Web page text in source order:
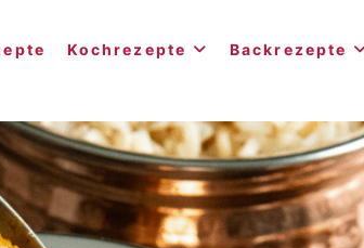
Kochrezepte Backrezepte